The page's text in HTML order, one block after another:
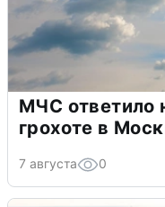
МЧС ответило
грохоте в
7 августа 0